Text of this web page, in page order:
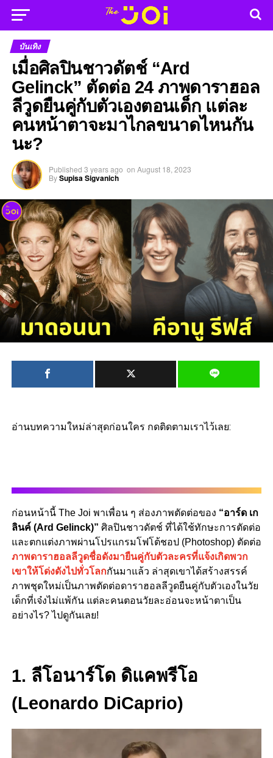
บันเทิง
เมื่อศิลปินชาวดัตช์ “Ard
Gelinck” ตัดต่อ 24 ภาพดาราฮอล
ลีวูดยืนคู่กับตัวเองตอนเด็ก แต่ละ
คนหน้าตาจะมาไกลขนาดไหนกัน
นะ?
Published 3 years ago on August 18, 2023
BySupisa Sigvanich
อ่านบทความใหม่ล่าสุดก่อนใคร กดติดตามเราไว้เลย:
ก่อนหน้านี้ The Joi พาเพื่อน ๆ ส่องภาพตัดต่อของ “อาร์ด เก
ลินค์ (Ard Gelinck)” ศิลปินชาวดัตช์ ที่ได้ใช้ทักษะการตัดต่อ
และตกแต่งภาพผ่านโปรแกรมโฟโต้ชอป (Photoshop) ตัดต่อ
ภาพดาราฮอลลีวูดชื่อดังมายืนคู่กับตัวละครที่แจ้งเกิดพวก
เขาให้โด่งดังไปทั่วโลกกันมาแล้ว ล่าสุดเขาได้สร้างสรรค์
ภาพชุดใหม่เป็นภาพตัดต่อดาราฮอลลีวูดยืนคู่กับตัวเองในวัย
เด็กที่เจ๋งไม่แพ้กัน แต่ละคนตอนวัยละอ่อนจะหน้าตาเป็น
อย่างไร? ไปดูกันเลย!
1. ลีโอนาร์โด ดิแคพรีโอ
(Leonardo DiCaprio)